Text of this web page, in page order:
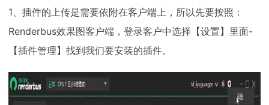
1、插件的上传是需要依附在客户端上，所以先要按照：
Renderbus效果图客户端，登录客户中选择【设置】里面-
【插件管理】找到我们要安装的插件。